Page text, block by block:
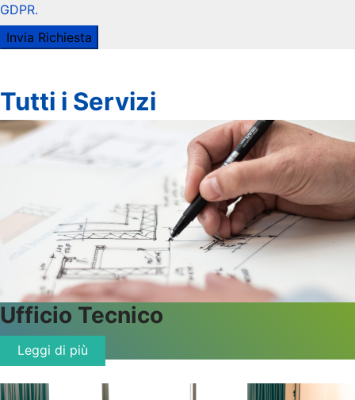
GDPR.
Invia Richiesta
Tutti i Servizi
Ufficio Tecnico
Leggi di più